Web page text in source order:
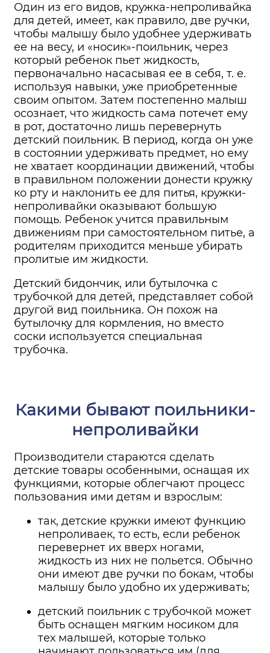
Один из его видов, кружка-непроливайка
для детей, имеет, как правило, две ручки,
чтобы малышу было удобнее удерживать
ее на весу, и «носик»-поильник, через
который ребенок пьет жидкость,
первоначально насасывая ее в себя, т. е.
используя навыки, уже приобретенные
своим опытом. Затем постепенно малыш
осознает, что жидкость сама потечет ему
в рот, достаточно лишь перевернуть
детский поильник. В период, когда он уже
в состоянии удерживать предмет, но ему
не хватает координации движений, чтобы
в правильном положении донести кружку
ко рту и наклонить ее для питья, кружки-
непроливайки оказывают большую
помощь. Ребенок учится правильным
движениям при самостоятельном питье, а
родителям приходится меньше убирать
пролитые им жидкости.
Детский бидончик, или бутылочка с
трубочкой для детей, представляет собой
другой вид поильника. Он похож на
бутылочку для кормления, но вместо
соски используется специальная
трубочка.
Какими бывают поильники-
непроливайки
Производители стараются сделать
детские товары особенными, оснащая их
функциями, которые облегчают процесс
пользования ими детям и взрослым:
так, детские кружки имеют функцию
непроливаек, то есть, если ребенок
перевернет их вверх ногами,
жидкость из них не польется. Обычно
они имеют две ручки по бокам, чтобы
малышу было удобно их удерживать;
детский поильник с трубочкой может
быть оснащен мягким носиком для
тех малышей, которые только